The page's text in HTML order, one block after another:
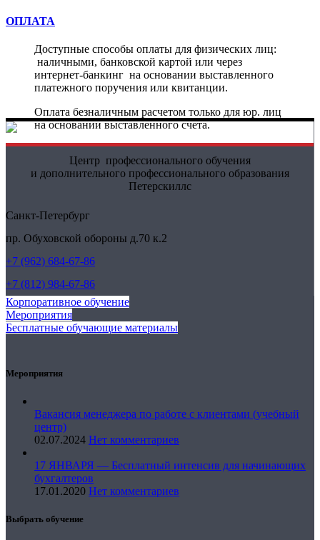
ОПЛАТА
Доступные способы оплаты для физических лиц:
наличными, банковской картой или через
интернет-банкинг на основании выставленного
платежного поручения или квитанции.
Оплата безналичным расчетом только для юр. лиц
на основании выставленного счета.
Центр профессионального обучения
и дополнительного профессионального образования
Петерскиллс
Санкт-Петербург
пр. Обуховской обороны д.70 к.2
+7 (962) 684-67-86
+7 (812) 984-67-86
Корпоративное обучение
Мероприятия
Бесплатные обучающие материалы
Мероприятия
Вакансия менеджера по работе с клиентами (учебный
центр)
02.07.2024 Нет комментариев
17 ЯНВАРЯ — Бесплатный интенсив для начинающих
бухгалтеров
17.01.2020 Нет комментариев
Выбрать обучение